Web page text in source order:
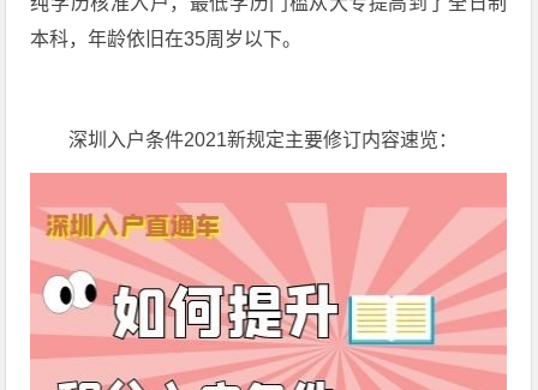
本科，年龄依旧在35周岁以下。
深圳入户条件2021新规定主要修订内容速览：